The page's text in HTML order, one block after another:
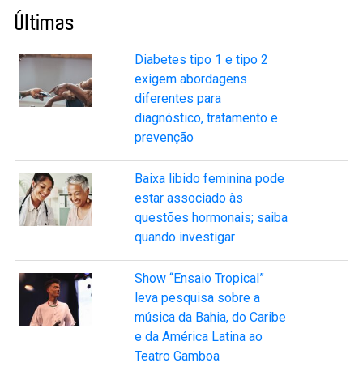
Últimas
Diabetes tipo 1 e tipo 2
exigem abordagens
diferentes para
diagnóstico, tratamento e
prevenção
Baixa libido feminina pode
estar associado às
questões hormonais; saiba
quando investigar
Show “Ensaio Tropical”
leva pesquisa sobre a
música da Bahia, do Caribe
e da América Latina ao
Teatro Gamboa